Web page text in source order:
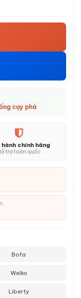
cạy phá
hành chính hãng
trợ toàn quốc
Bofa
Welko
Liberty